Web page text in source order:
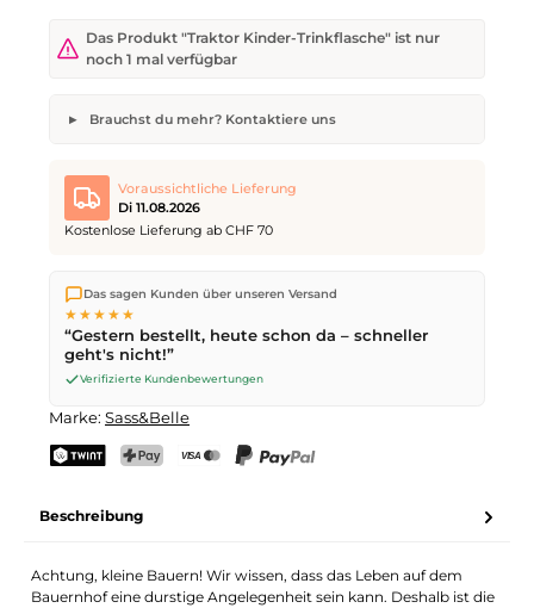
Das Produkt "Traktor Kinder-Trinkflasche" ist nur
noch 1 mal verfügbar
Brauchst du mehr? Kontaktiere uns
Gewünschte Anzahl
Dein Name E-Mail-Adresse
Anfrage senden
Voraussichtliche Lieferung
Di 11.08.2026
Kostenlose Lieferung ab CHF 70
Wir versenden direkt aus unserem Lager in Kriens. Ab
ist die Lieferung kostenlos. Bestellungen bis
werden noch am selben Tag versendet – Zustellung am
nächsten Werktagmit der Schweizerischen Post.
Das sagen Kunden über unseren Versand
★★★★★
“Gestern bestellt, heute schon da – schneller
geht's nicht!”
Verifizierte Kundenbewertungen
Marke: Sass&Belle
Beschreibung
Achtung, kleine Bauern! Wir wissen, dass das Leben auf dem
Bauernhof eine durstige Angelegenheit sein kann. Deshalb ist die